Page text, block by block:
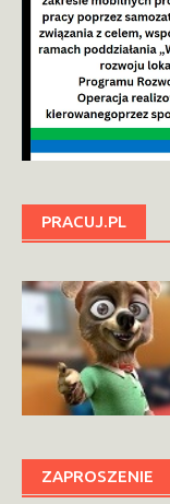
PRACUJ.PL
ZAPROSZENIE